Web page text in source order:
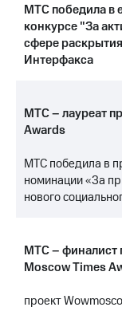
ПАО
"МТС"
Собрания
Контроль
и
аудит
Порядок
МТС победила в
конкурсе "За
сфере
Интерфакса
МТС – лауреат
Awards
МТС победила в
номинации «За
нового
МТС – финалист
Moscow Times
проект